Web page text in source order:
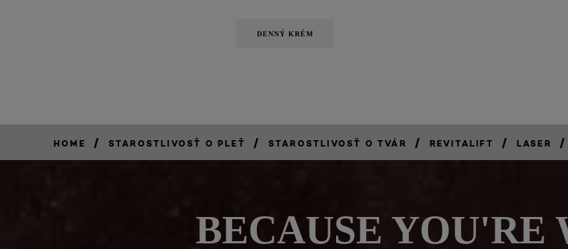
DENNÝ KRÉM
HOME / STAROSTLIVOSŤ O PLEŤ / STAROSTLIVOSŤ O TVÁR / REVITALIFT / LASER /
BECAUSE YOU'RE